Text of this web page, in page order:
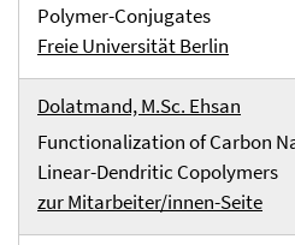
Polymer-Conjugates
Freie Universität Berlin
Dolatmand, M.Sc. Ehsan
Functionalization of Carbon
Linear-Dendritic Copolymers
zur Mitarbeiter/innen-Seite